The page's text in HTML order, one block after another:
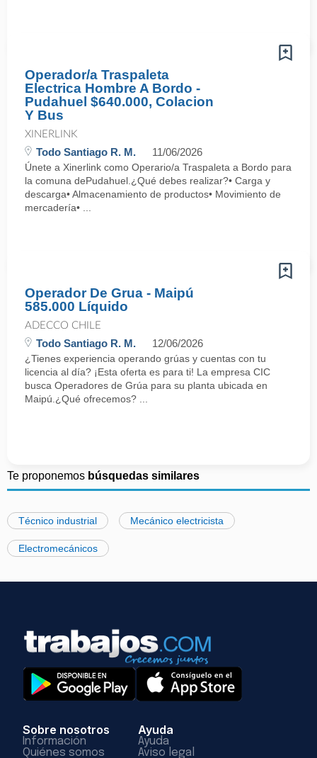
Operador/a Traspaleta
Electrica Hombre A Bordo -
Pudahuel $640.000, Colacion
Y Bus
XINERLINK
Todo Santiago R. M. 11/06/2026
Únete a Xinerlink como Operario/a Traspaleta a Bordo para
la comuna dePudahuel.¿Qué debes realizar?• Carga y
descarga• Almacenamiento de productos• Movimiento de
mercadería• ...
Operador De Grua - Maipú
585.000 Líquido
ADECCO CHILE
Todo Santiago R. M. 12/06/2026
¿Tienes experiencia operando grúas y cuentas con tu
licencia al día? ¡Esta oferta es para ti! La empresa CIC
busca Operadores de Grúa para su planta ubicada en
Maipú.¿Qué ofrecemos? ...
Te proponemos búsquedas similares
Técnico industrial Mecánico electricista
Electromecánicos
Sobre nosotros
Información
Quiénes somos
Ayuda
Ayuda
Aviso legal